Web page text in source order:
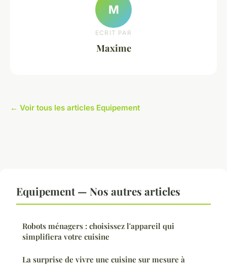
M
ECRIT PAR
Maxime
← Voir tous les articles Equipement
Equipement — Nos autres articles
Robots ménagers : choisissez l'appareil qui
simplifiera votre cuisine
La surprise de vivre une cuisine sur mesure à